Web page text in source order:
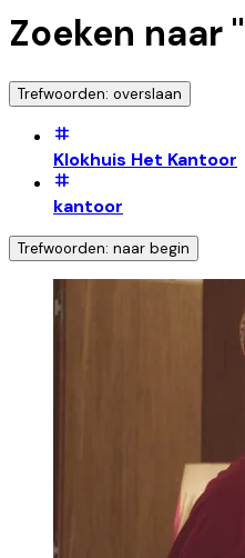
Zoeken naar "
Trefwoorden: overslaan
Klokhuis Het Kantoor
kantoor
Trefwoorden: naar begin